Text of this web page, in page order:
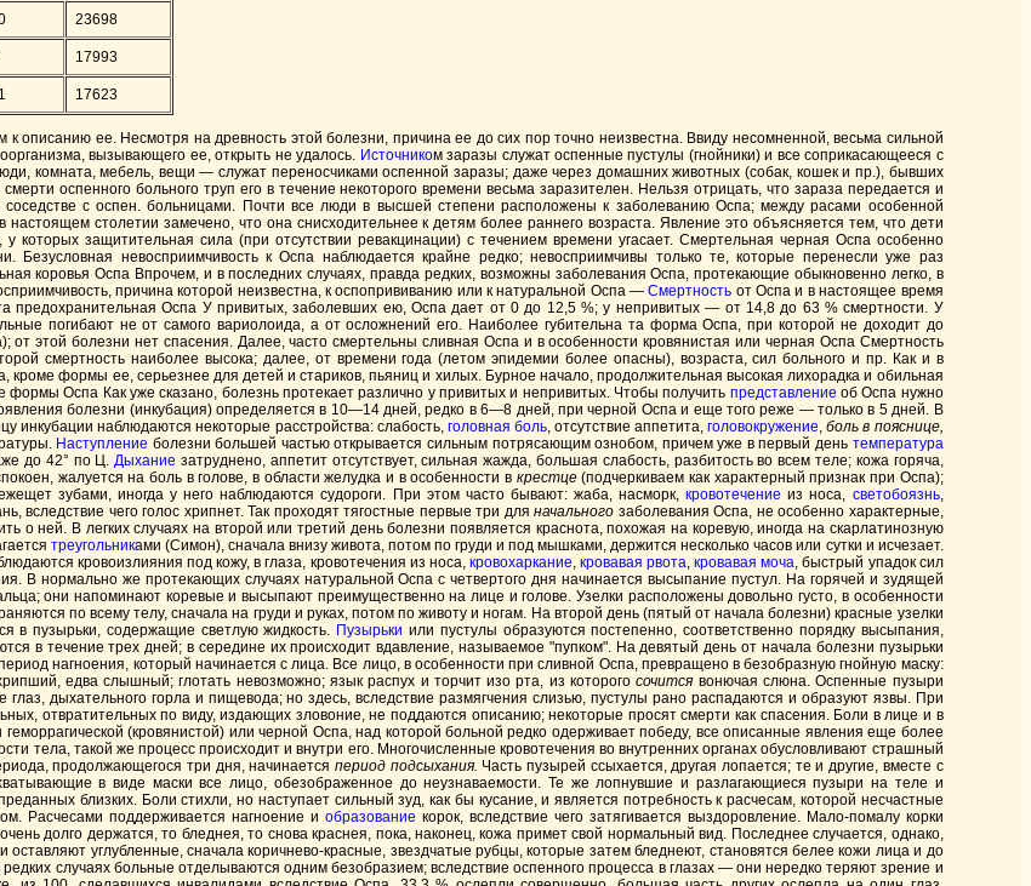
23698
17993
17623
описанию ее. Несмотря на древность этой болезни, причина ее до сих пор точно неизвестна. Ввиду несомненной, весьма сильной
вызывающего ее, открыть не удалось. Источником заразы служат оспенные пустулы (гнойники) и все соприкасающееся с
комната, мебель, вещи — служат переносчиками оспенной заразы; даже через домашних животных (собак, кошек и пр.), бывших
оспенного больного труп его в течение некоторого времени весьма заразителен. Нельзя отрицать, что зараза передается и
с оспен. больницами. Почти все люди в высшей степени расположены к заболеванию Оспа; между расами особенной
столетии замечено, что она снисходительнее к детям более раннего возраста. Явление это объясняется тем, что дети
защитительная сила (при отсутствии ревакцинации) с течением времени угасает. Смертельная черная Оспа особенно
невосприимчивость к Оспа наблюдается крайне редко; невосприимчивы только те, которые перенесли уже раз
коровья Оспа Впрочем, и в последних случаях, правда редких, возможны заболевания Оспа, протекающие обыкновенно легко, в
причина которой неизвестна, к оспопрививанию или к натуральной Оспа —Смертность от Оспа и в настоящее время
предохранительная Оспа У привитых, заболевших ею, Оспа дает от 0 до 12,5 %; у непривитых — от 14,8 до 63 % смертности. У
погибают не от самого вариолоида, а от осложнений его. Наиболее губительна та форма Оспа, при которой не доходит до
этой болезни нет спасения. Далее, часто смертельны сливная Оспа и в особенности кровянистая или черная Оспа Смертность
смертность наиболее высока; далее, от времени года (летом эпидемии более опасны), возраста, сил больного и пр. Как и в
формы ее, серьезнее для детей и стариков, пьяниц и хилых. Бурное начало, продолжительная высокая лихорадка и обильная
Оспа Как уже сказано, болезнь протекает различно у привитых и непривитых. Чтобы получить представление об Оспа нужно
болезни (инкубация) определяется в 10—14 дней, редко в 6—8 дней, при черной Оспа и еще того реже — только в 5 дней. В
инкубации наблюдаются некоторые расстройства: слабость, головная боль, отсутствие аппетита,головокружение,боль в пояснице,
Наступление болезни большей частью открывается сильным потрясающим ознобом, причем уже в первый день температура
до 42° по Ц.Дыхание затруднено, аппетит отсутствует, сильная жажда, большая слабость, разбитость во всем теле; кожа горяча,
жалуется на боль в голове, в области желудка и в особенности в крестце(подчеркиваем как характерный признак при Оспа);
зубами, иногда у него наблюдаются судороги. При этом часто бывают: жаба, насморк,кровотечение из носа, светобоязнь,
вследствие чего голос хрипнет. Так проходят тягостные первые три дляначального заболевания Оспа, не особенно характерные,
о ней. В легких случаях на второй или третий день болезни появляется краснота, похожая на коревую, иногда на скарлатинозную
треугольниками (Симон), сначала внизу живота, потом по груди и под мышками, держится несколько часов или сутки и исчезает.
кровоизлияния под кожу, в глаза, кровотечения из носа, кровохаркание, кровавая рвота,кровавая моча, быстрый упадок сил
В нормально же протекающих случаях натуральной Оспа с четвертого дня начинается высыпание пустул. На горячей и зудящей
они напоминают коревые и высыпают преимущественно на лице и голове. Узелки расположены довольно густо, в особенности
по всему телу, сначала на груди и руках, потом по животу и ногам. На второй день (пятый от начала болезни) красные узелки
в пузырьки, содержащие светлую жидкость. Пузырьки или пустулы образуются постепенно, соответственно порядку высыпания,
в течение трех дней; в середине их происходит вдавление, называемое "пупком". На девятый день от начала болезни пузырьки
нагноения, который начинается с лица. Все лицо, в особенности при сливной Оспа, превращено в безобразную гнойную маску:
едва слышный; глотать невозможно; язык распух и торчит изо рта, из которогосочится вонючая слюна. Оспенные пузыри
дыхательного горла и пищевода; но здесь, вследствие размягчения слизью, пустулы рано распадаются и образуют язвы. При
отвратительных по виду, издающих зловоние, не поддаются описанию; некоторые просят смерти как спасения. Боли в лице и в
(кровянистой) или черной Оспа, над которой больной редко одерживает победу, все описанные явления еще более
тела, такой же процесс происходит и внутри его. Многочисленные кровотечения во внутренних органах обусловливают страшный
продолжающегося три дня, начинается период подсыхания. Часть пузырей ссыхается, другая лопается; те и другие, вместе с
в виде маски все лицо, обезображенное до неузнаваемости. Те же лопнувшие и разлагающиеся пузыри на теле и
близких. Боли стихли, но наступает сильный зуд, как бы кусание, и является потребность к расчесам, которой несчастные
Расчесами поддерживается нагноение и образование корок, вследствие чего затягивается выздоровление. Мало-помалу корки
долго держатся, то бледнея, то снова краснея, пока, наконец, кожа примет свой нормальный вид. Последнее случается, однако,
углубленные, сначала коричнево-красные, звездчатые рубцы, которые затем бледнеют, становятся белее кожи лица и до
случаях больные отделываются одним безобразием; вследствие оспенного процесса в глазах — они нередко теряют зрение и